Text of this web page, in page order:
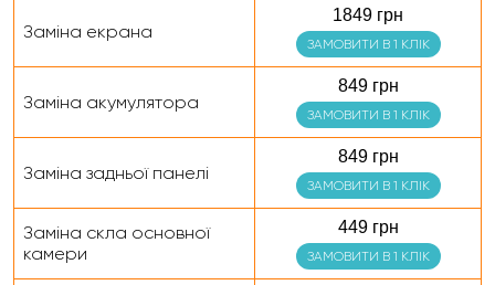
Заміна екрана
1849 грн
ЗАМОВИТИ В 1 КЛІК
Заміна акумулятора
849 грн
ЗАМОВИТИ В 1 КЛІК
Заміна задньої панелі
849 грн
ЗАМОВИТИ В 1 КЛІК
Заміна скла основної
камери
449 грн
ЗАМОВИТИ В 1 КЛІК